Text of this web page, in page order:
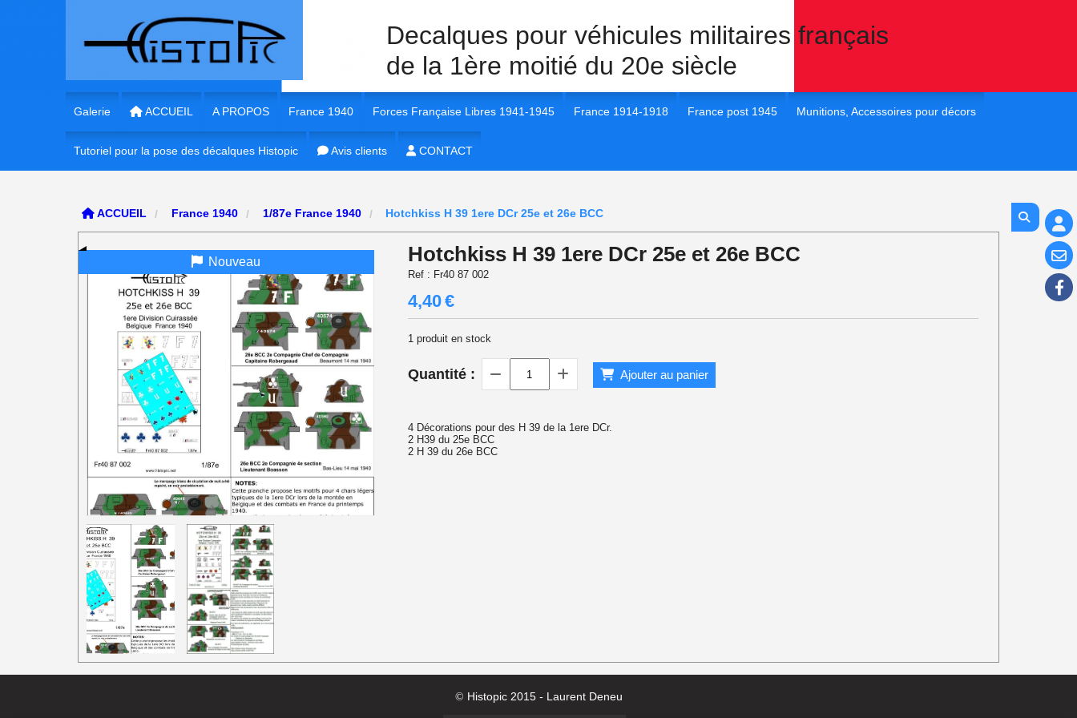
Decalques pour véhicules militaires français
de la 1ère moitié du 20e siècle
Galerie ACCUEIL A PROPOS France 1940
1/35e France 40 Véhicules et unités
1/72e France 40
1/56e France 1940
1/48e France 40
1/87e France 1940
Forces Française Libres 1941-1945
1/35e FFL 1941-1945
1/16e FFL 1941-1945
1/56e FFL 1941-1945
1/48e FFL 1941-1945
1/87e FFL 1941-1945
France 1914-1918
1/16e France 1914-1918
France post 1945
1/72e France post 45
Munitions, Accessoires pour décors
1/48e Eléments pour diorama
Tutoriel pour la pose des décalques Histopic Avis clients CONTACT
ACCUEIL France 1940 1/87e France 1940 Hotchkiss H 39 1ere DCr 25e et 26e BCC
Nouveau Hotchkiss H 39 1ere DCr 25e et 26e BCC
Ref : Fr40 87 002
4,40€
1produit en stock
Quantité : Ajouter au panier
4 Décorations pour des H 39 de la 1ere DCr.
2 H39 du 25e BCC
2 H 39 du 26e BCC
© Histopic 2015 - Laurent Deneu